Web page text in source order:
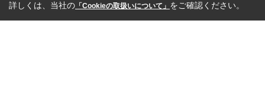
詳しくは、当社の 「Cookieの取扱いについて」 をご確認ください。